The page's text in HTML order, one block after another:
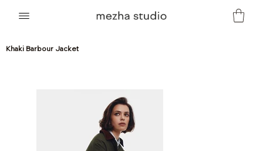
Khaki Barbour Jacket